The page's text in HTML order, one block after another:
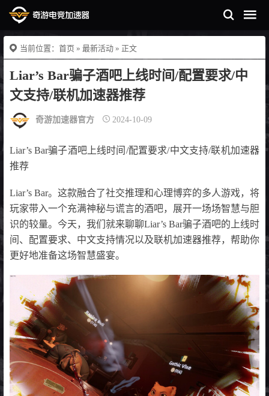
当前位置： 首页 » 最新活动 » 正文
Liar’s Bar骗子酒吧上线时间/配置要求/中
文支持/联机加速器推荐
奇游加速器官方 2024-10-09
Liar’s Bar骗子酒吧上线时间/配置要求/中文支持/联机加速器
推荐
Liar’s Bar。这款融合了社交推理和心理博弈的多人游戏，将
玩家带入一个充满神秘与谎言的酒吧，展开一场场智慧与胆
识的较量。今天，我们就来聊聊Liar’s Bar骗子酒吧的上线时
间、配置要求、中文支持情况以及联机加速器推荐，帮助你
更好地准备这场智慧盛宴。